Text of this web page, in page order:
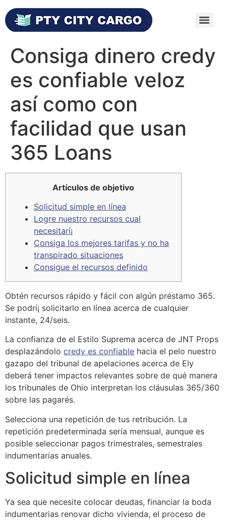
Consiga dinero credy
es confiable veloz
así­ como con
facilidad que usan
365 Loans
Artículos de objetivo
Solicitud simple en línea
Logre nuestro recursos cual
necesitarí¡
Consiga los mejores tarifas y no ha
transpirado situaciones
Consigue el recursos definido
Obtén recursos rápido y fácil con algún préstamo 365.
Se podrí¡ solicitarlo en línea acerca de cualquier
instante, 24/seis.
La confianza de el Estilo Suprema acerca de JNT Props
desplazándolo credy es confiable hacia el pelo nuestro
gazapo del tribunal de apelaciones acerca de Ely
deberá tener impactos relevantes sobre de qué manera
los tribunales de Ohio interpretan los cláusulas 365/360
sobre las pagarés.
Selecciona una repetición de tus retribución. La
repetición predeterminada serí­a mensual, aunque es
posible seleccionar pagos trimestrales, semestrales
indumentarias anuales.
Solicitud simple en línea
Ya sea que necesite colocar deudas, financiar la boda
indumentarias renovar dicho vivienda, el proceso de